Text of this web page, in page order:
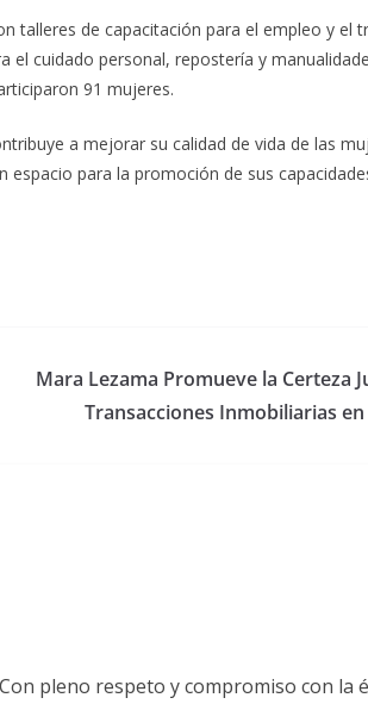
talleres de capacitación para el empleo y el
el cuidado personal, repostería y
91 mujeres.
a mejorar su calidad de vida de las
para la promoción de sus
Mara Lezama Promueve la Certeza
Transacciones Inmobiliarias en
pleno respeto y compromiso con la